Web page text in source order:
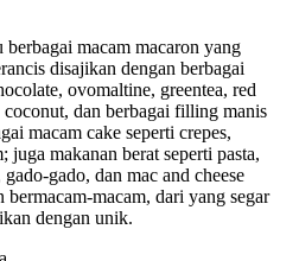
macam macaron yang
disajikan dengan berbagai
ovomaltine, greentea, red
dan berbagai filling manis
macam cake seperti crepes,
makanan berat seperti pasta,
gado, dan mac and cheese
macam, dari yang segar
dengan unik.